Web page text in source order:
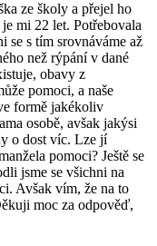
ze školy a přejel ho
mi 22 let. Potřebovala
se s tím srovnáváme až
než rýpání v dané
obavy z
pomoci, a naše
formě jakékoliv
osobě, avšak jakýsi
o dost víc. Lze jí
pomoci? Ještě se
jsme se všichni na
Avšak vím, že na to
moc za odpověď,